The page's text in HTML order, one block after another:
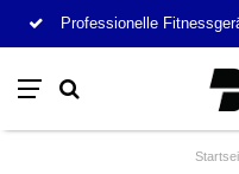
Professionelle